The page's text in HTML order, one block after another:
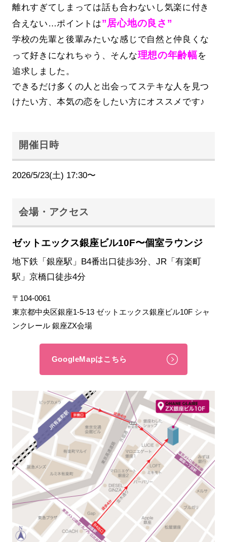
離れすぎてしまっては話も合わないし気楽に付き
合えない…ポイントは”居心地の良さ”
学校の先輩と後輩みたいな感じで自然と仲良くな
って好きになれちゃう、そんな理想の年齢幅を
追求しました。
できるだけ多くの人と出会ってステキな人を見つ
けたい方、本気の恋をしたい方にオススメです♪
開催日時
2026/5/23(土) 17:30〜
会場・アクセス
ゼットエックス銀座ビル10F〜個室ラウンジ
地下鉄「銀座駅」B4番出口徒歩3分、JR「有楽町
駅」京橋口徒歩4分
〒104-0061
東京都中央区銀座1-5-13 ゼットエックス銀座ビル10F シャ
ンクレール 銀座ZX会場
GoogleMapはこちら